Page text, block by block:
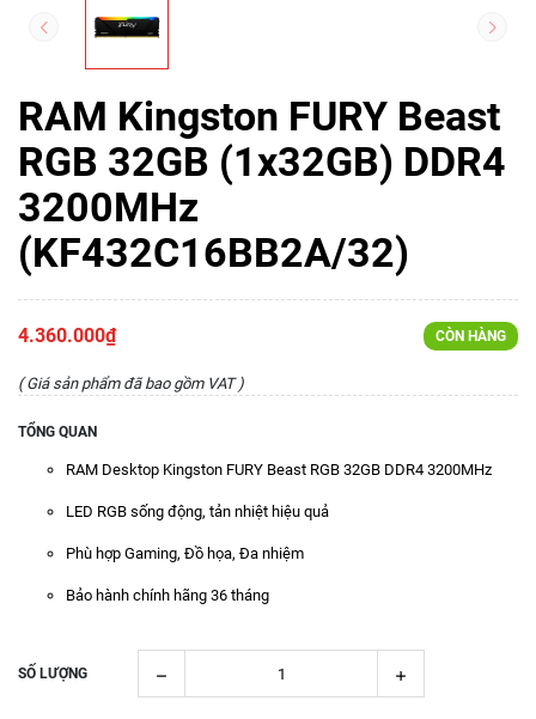
RAM Kingston FURY Beast
RGB 32GB (1x32GB) DDR4
3200MHz
(KF432C16BB2A/32)
4.360.000₫ CÒN HÀNG
( Giá sản phẩm đã bao gồm VAT )
TỔNG QUAN
RAM Desktop Kingston FURY Beast RGB 32GB DDR4 3200MHz
LED RGB sống động, tản nhiệt hiệu quả
Phù hợp Gaming, Đồ họa, Đa nhiệm
Bảo hành chính hãng 36 tháng
SỐ LƯỢNG